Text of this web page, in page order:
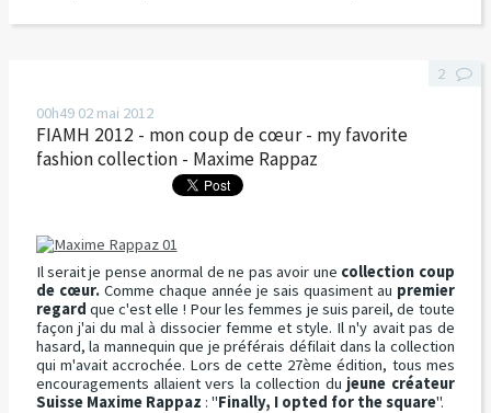
00h49 02 mai 2012
FIAMH 2012 - mon coup de cœur - my favorite
fashion collection - Maxime Rappaz
Il serait je pense anormal de ne pas avoir une collection coup
de cœur.Comme chaque année je sais quasiment au premier
regard que c'est elle ! Pour les femmes je suis pareil, de toute
façon j'ai du mal à dissocier femme et style. Il n'y avait pas de
hasard, la mannequin que je préférais défilait dans la collection
qui m'avait accrochée. Lors de cette 27ème édition, tous mes
encouragements allaient vers la collection du jeune créateur
Suisse Maxime Rappaz : "Finally, I opted for the square".
2